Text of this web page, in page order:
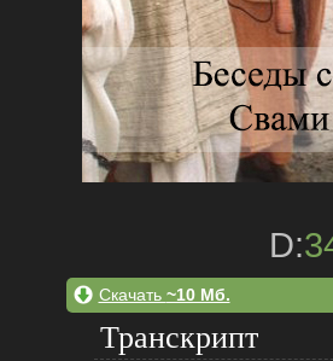
D:
Скачать ~10 Мб.
Транскрипт